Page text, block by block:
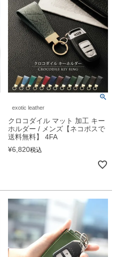
exotic leather
クロコダイル マット 加工 キー
ホルダー / メンズ【ネコポスで
送料無料】 4FA
¥6,820税込